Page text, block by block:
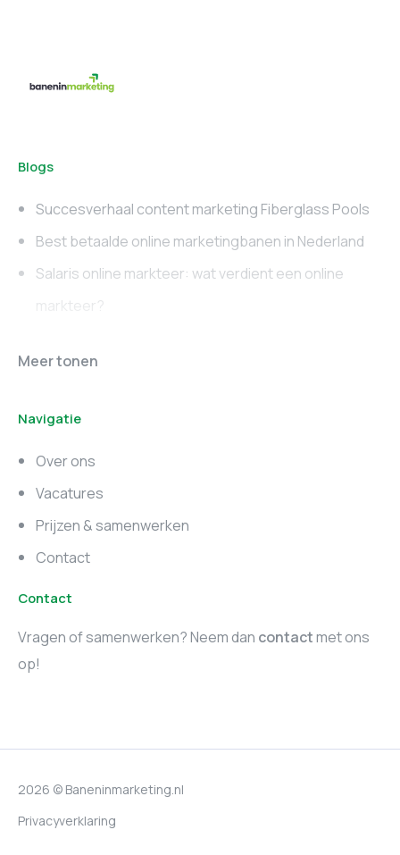
Blogs
Succesverhaal content marketing Fiberglass Pools
Best betaalde online marketingbanen in Nederland
Salaris online markteer: wat verdient een online
markteer?
Online marketing
Marketing vacatures
Zuid-Holland
Marketing vacatures
Utrecht
Meer tonen
Navigatie
Over ons
Vacatures
Prijzen & samenwerken
Contact
Contact
Vragen of samenwerken? Neem dan contactmet ons
op!
2026 © Baneninmarketing.nl
Privacyverklaring